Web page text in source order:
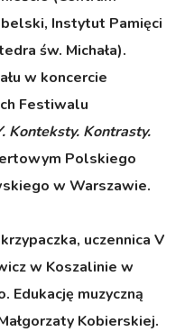
Instytut Pamięci
św. Michała).
w koncercie
Festiwalu
Konteksty. Kontrasty.
Polskiego
w Warszawie.
uczennica V
w Koszalinie w
Edukację muzyczną
Kobierskiej.